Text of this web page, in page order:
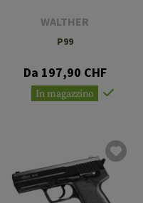
WALTHER
P99
Da 197,90 CHF
In magazzino